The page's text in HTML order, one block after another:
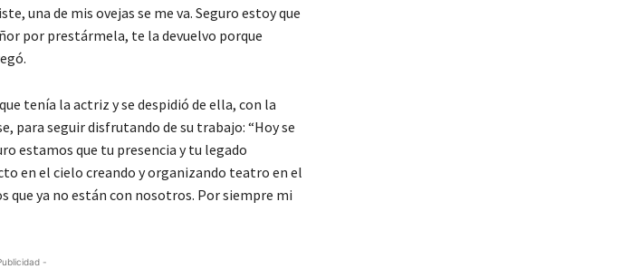
una de mis ovejas se me va. Seguro estoy que
por prestármela, te la devuelvo porque
tenía la actriz y se despidió de ella, con la
para seguir disfrutando de su trabajo: “Hoy se
estamos que tu presencia y tu legado
en el cielo creando y organizando teatro en el
que ya no están con nosotros. Por siempre mi
-